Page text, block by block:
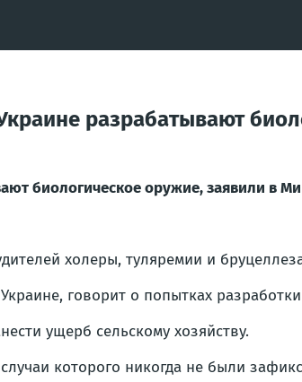
разрабатывают
биологическое оружие, заявили в
холеры, туляремии и
говорит о попытках
ущерб сельскому хозяйству.
которого никогда не были